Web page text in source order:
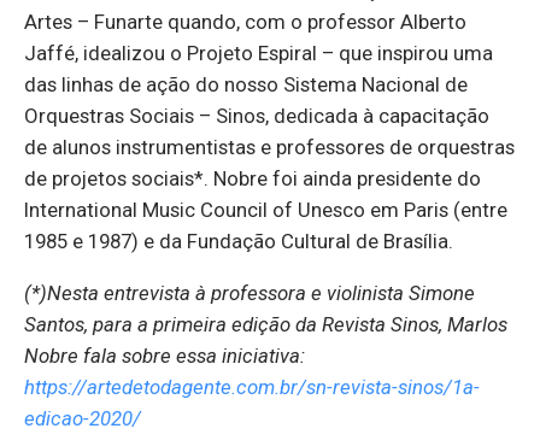
Artes – Funarte quando, com o professor Alberto
Jaffé, idealizou o Projeto Espiral – que inspirou uma
das linhas de ação do nosso Sistema Nacional de
Orquestras Sociais – Sinos, dedicada à capacitação
de alunos instrumentistas e professores de orquestras
de projetos sociais*. Nobre foi ainda presidente do
International Music Council of Unesco em Paris (entre
1985 e 1987) e da Fundação Cultural de Brasília.
(*)Nesta entrevista à professora e violinista Simone
Santos, para a primeira edição da Revista Sinos, Marlos
Nobre fala sobre essa iniciativa:
https://artedetodagente.com.br/sn-revista-sinos/1a-
edicao-2020/